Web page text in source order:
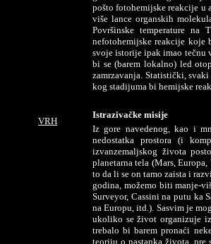
VRH
pošto fotohemijske reakcije u
više lance organskih
Površinske temperature
nefotohemijske reakcije
svoje istorije ipak imao tečnu
bi se (barem lokalno) led
zamrzavanja. Statistički,
kog stadijuma bi hemijske
Istrazivačke misije
Iz gore navedenog, kao i
nedostatka prostora (i
izvanzemaljskog života
planetarna tela (Mars,
to da li se on tamo zaista i
godina, možemo biti manje-
Surveyor, Cassini na putu ka
na Europu, itd.). Sasvim je
ukoliko se život organizuje
trebalo bi barem pronaći
teoriju o nastanka života, pre